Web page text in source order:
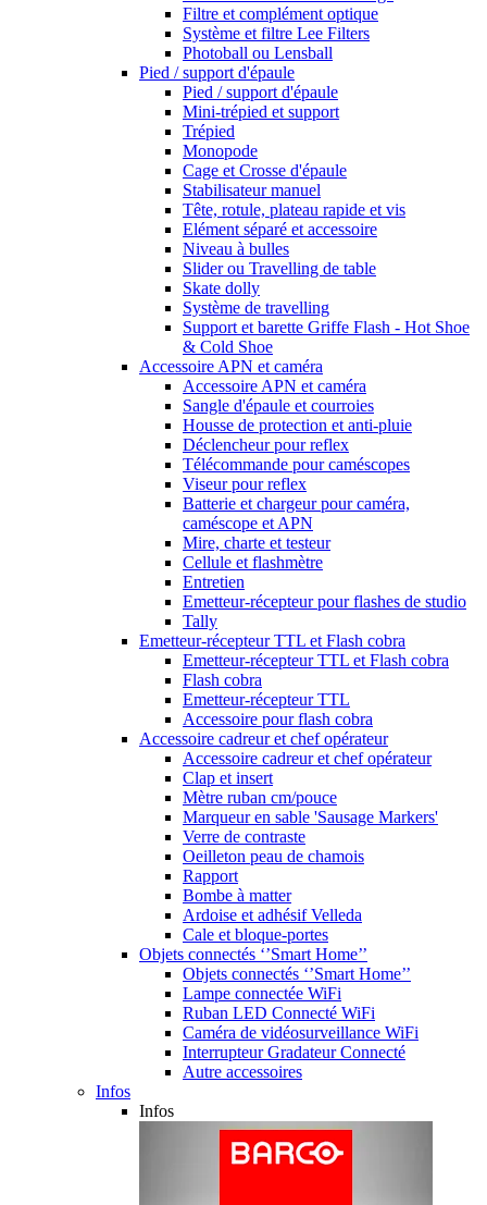
Filtre et complément optique
Système et filtre Lee Filters
Photoball ou Lensball
Pied / support d'épaule
Pied / support d'épaule
Mini-trépied et support
Trépied
Monopode
Cage et Crosse d'épaule
Stabilisateur manuel
Tête, rotule, plateau rapide et vis
Elément séparé et accessoire
Niveau à bulles
Slider ou Travelling de table
Skate dolly
Système de travelling
Support et barette Griffe Flash - Hot Shoe
& Cold Shoe
Accessoire APN et caméra
Accessoire APN et caméra
Sangle d'épaule et courroies
Housse de protection et anti-pluie
Déclencheur pour reflex
Télécommande pour caméscopes
Viseur pour reflex
Batterie et chargeur pour caméra,
caméscope et APN
Mire, charte et testeur
Cellule et flashmètre
Entretien
Emetteur-récepteur pour flashes de studio
Tally
Emetteur-récepteur TTL et Flash cobra
Emetteur-récepteur TTL et Flash cobra
Flash cobra
Emetteur-récepteur TTL
Accessoire pour flash cobra
Accessoire cadreur et chef opérateur
Accessoire cadreur et chef opérateur
Clap et insert
Mètre ruban cm/pouce
Marqueur en sable 'Sausage Markers'
Verre de contraste
Oeilleton peau de chamois
Rapport
Bombe à matter
Ardoise et adhésif Velleda
Cale et bloque-portes
Objets connectés ‘’Smart Home’’
Objets connectés ‘’Smart Home’’
Lampe connectée WiFi
Ruban LED Connecté WiFi
Caméra de vidéosurveillance WiFi
Interrupteur Gradateur Connecté
Autre accessoires
Infos
Infos